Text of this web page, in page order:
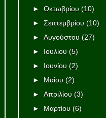
►Οκτωβρίου (10)
►Σεπτεμβρίου (10)
►Αυγούστου (27)
► Ιουλίου (5)
► Ιουνίου (2)
► Μαΐου (2)
►Απριλίου (3)
► Μαρτίου (6)